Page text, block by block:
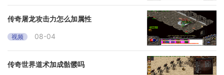
传奇屠龙攻击力怎么加属性
视频 08-04
传奇世界道术加成骷髅吗